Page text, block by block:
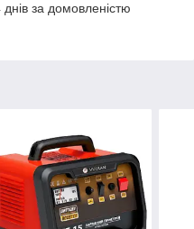
за домовленістю